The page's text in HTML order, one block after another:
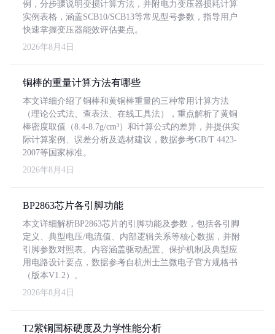
例，分步骤说明变损计算方法，并附电力变压器损耗计算
实例表格，涵盖SCB10/SCB13等常见型号参数，指导用户
快速掌握变压器能效评估要点。
2026年8月4日
铜棒的重量计算方法有哪些
本文详细介绍了铜棒和黄铜棒重量的三种常用计算方法
（理论公式法、查表法、在线工具法），重点解析了黄铜
棒密度取值（8.4-8.7g/cm³）和计算公式的差异，并提供实
际计算案例、误差分析及选材建议，数据参考GB/T 4423-
2007等国家标准。
2026年8月4日
BP2863芯片各引脚功能
本文详细解析BP2863芯片的引脚功能及参数，包括各引脚
定义、典型电压/电流值、内部逻辑关系等核心数据，并附
引脚参数对照表。内容涵盖驱动配置、保护机制及典型应
用电路设计要点，数据参考自杭州士兰微电子官方规格书
（版本V1.2）。
2026年8月4日
T2紫铜国标硬度及力学性能分析